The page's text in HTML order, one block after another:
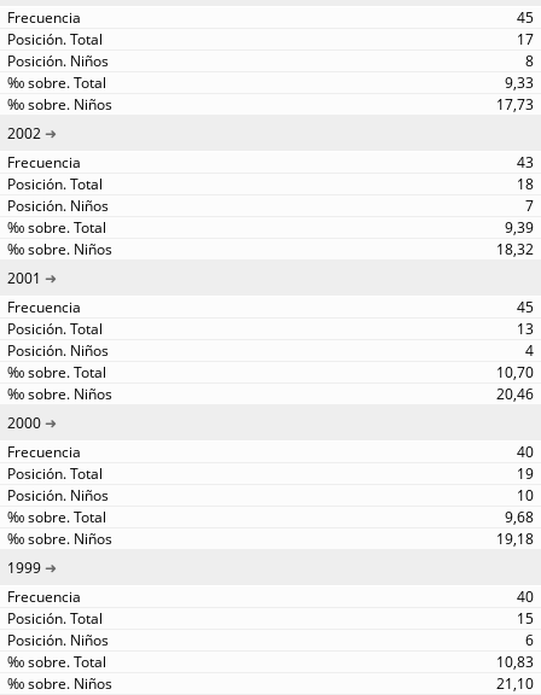
45
17
8
9,33
17,73
2002
43
18
7
9,39
18,32
2001
45
13
4
10,70
20,46
2000
40
19
10
9,68
19,18
1999
40
15
6
10,83
21,10